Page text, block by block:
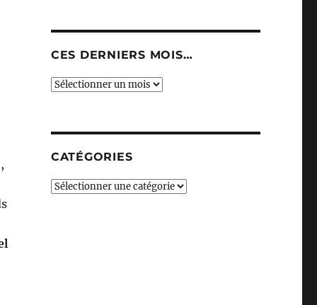
,
CES DERNIERS MOIS…
Ces
CATÉGORIES
Catégories